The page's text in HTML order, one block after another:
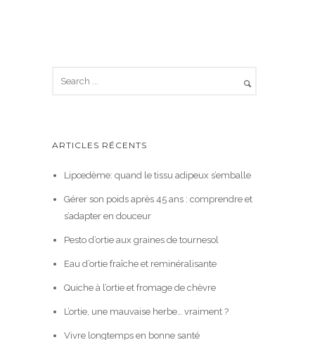
ARTICLES RÉCENTS
Lipœdème: quand le tissu adipeux s’emballe
Gérer son poids après 45 ans : comprendre et
s’adapter en douceur
Pesto d’ortie aux graines de tournesol
Eau d’ortie fraîche et reminéralisante
Quiche à l’ortie et fromage de chèvre
L’ortie, une mauvaise herbe… vraiment ?
Vivre longtemps en bonne santé